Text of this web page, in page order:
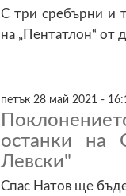
С три сребърни и
на „Пентатлон“ от
петък 28 май 2021 -
останки на
Левски"
Спас Натов ще